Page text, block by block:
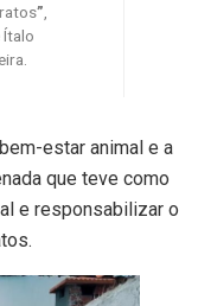
”,
Ítalo
estar animal e a
que teve como
e responsabilizar o